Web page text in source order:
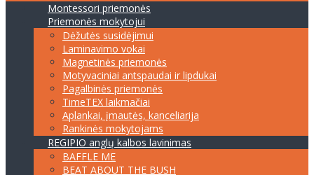
Montessori priemonės
Priemonės mokytojui
Dėžutės susidėjimui
Laminavimo vokai
Magnetinės priemonės
Motyvaciniai antspaudai ir lipdukai
Pagalbinės priemonės
TimeTEX laikmačiai
Aplankai, įmautės, kanceliarija
Rankinės mokytojams
REGIPIO anglų kalbos lavinimas
BAFFLE ME
BEAT ABOUT THE BUSH